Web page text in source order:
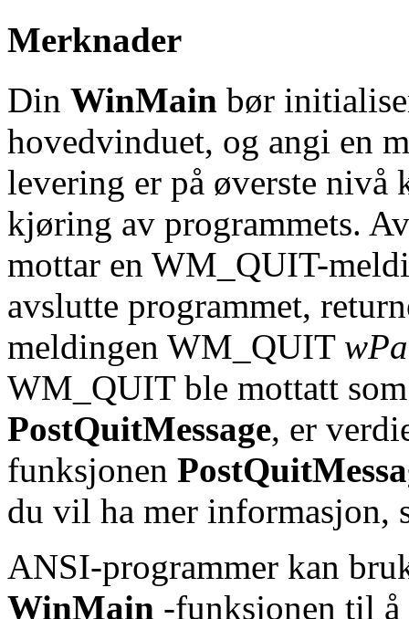
Merknader
Din WinMain bør
hovedvinduet, og angi en
levering er på øverste
kjøring av programmets.
mottar en WM_QUIT-
avslutte programmet,
meldingen WM_QUIT
WM_QUIT ble mottatt
PostQuitMessage, er
funksjonen
du vil ha mer informasjon,
ANSI-programmer kan
WinMain -funksjonen til